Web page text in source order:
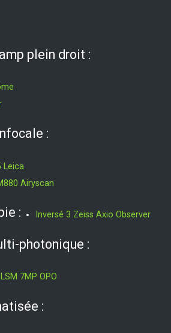
plein droit :
:
Leica
Airyscan
: Inversé 3 Zeiss Axio Observer
photonique :
7MP OPO
: